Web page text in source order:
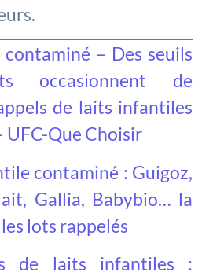
– Des seuils
occasionnent de
de laits infantiles
UFC-Que Choisir
contaminé : Guigoz,
Gallia, Babybio… la
lots rappelés
de laits infantiles :